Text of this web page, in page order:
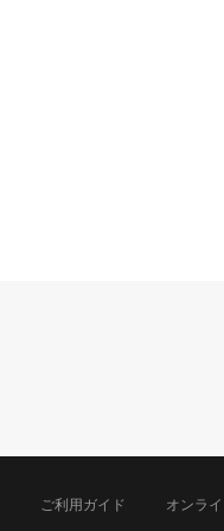
ご利用ガイド オンラ